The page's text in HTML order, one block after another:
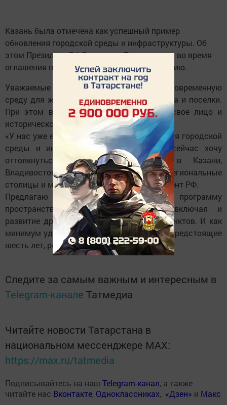
Казань была отмечена как успешный пример
обновления городской среды и инфраструктуры. Об
этом Президент РФ Владимир Путин заявил во время
оглашения послания Федеральному Собранию.
Уважаемые коллеги, нам нужно создать современную
среду для жизни, преобразить наши города и поселки.
При этом важно, чтобы они сохранили свое лицо и
историческое наследие, отметил он.
«У нас уже есть успешный опыт обновления городской
среды и инфраструктуры. Я от этого сейчас хочу
оттолкнуться. Этот опыт есть и в Казани,
Владивостоке, Сочи, меняются многие региональные
столицы и малые города», - заявил Президент РФ.
Предлагаю развернуть масштабную программу
пространственного развития России, включая и
развитие других городов и населенных пунктов. И как
минимум удвоить расходы на эти цели в предстоящие
шесть лет, резюмировал он.
Следите за самым важным и интересным в
Telegram-канале Татмедиа
Читайте новости Татарстана в
национальном мессенджере MАХ:
https://max.ru/tatmedia
Подписывайтесь на наш Telegram-канал, а также
читайте нас Вконтакте, Одноклассниках, «Дзен» и Макс